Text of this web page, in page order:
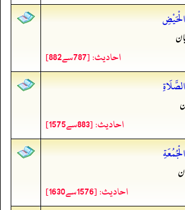
احادیث: [787سے882]
احادیث: [883سے1575]
احادیث: [1576سے1630]